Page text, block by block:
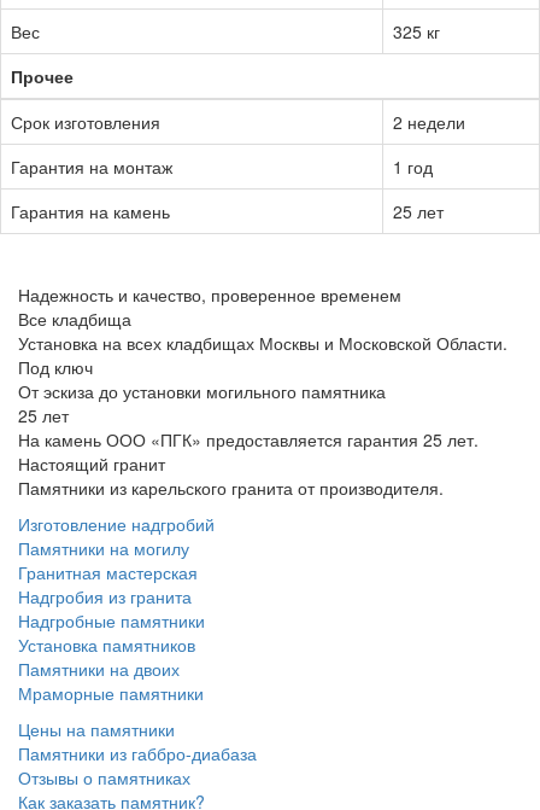
Вес
325 кг
Прочее
Срок изготовления
2 недели
Гарантия на монтаж
1 год
Гарантия на камень
25 лет
Надежность и качество, проверенное временем
Все кладбища
Установка на всех кладбищах Москвы и Московской Области.
Под ключ
От эскиза до установки могильного памятника
25 лет
На камень ООО «ПГК» предоставляется гарантия 25 лет.
Настоящий гранит
Памятники из карельского гранита от производителя.
Изготовление надгробий
Памятники на могилу
Гранитная мастерская
Надгробия из гранита
Надгробные памятники
Установка памятников
Памятники на двоих
Мраморные памятники
Цены на памятники
Памятники из габбро-диабаза
Отзывы о памятниках
Как заказать памятник?